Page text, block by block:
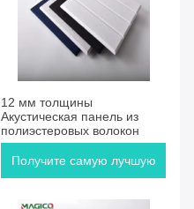
12 мм толщины
Акустическая панель из
полиэстеровых волокон
Получите самую лучшую